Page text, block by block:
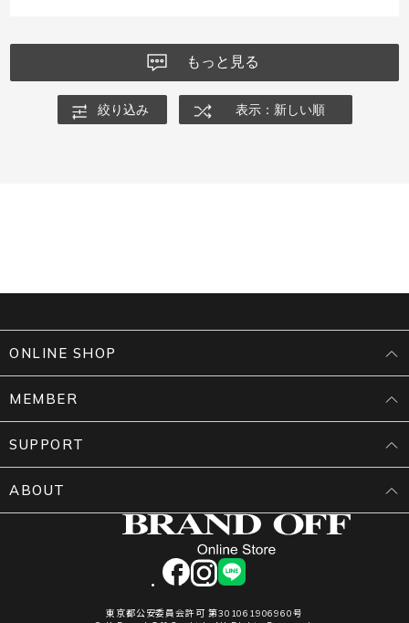
もっと見る
絞り込み 表示：新しい順
facebookinstagram
LINE
東京都公安委員会許可 第301061906960号
ONLINE SHOP
MEMBER
SUPPORT
ABOUT